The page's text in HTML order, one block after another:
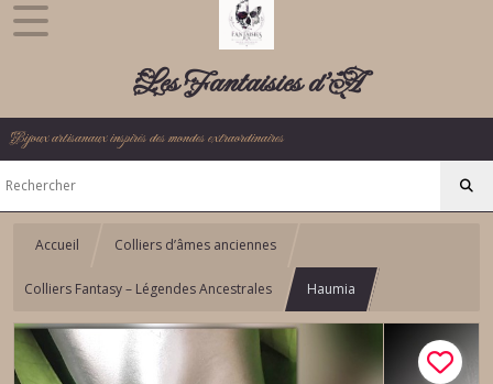
Les Fantaisies d'A
Bijoux artisanaux inspirés des mondes extraordinaires
Accueil Colliers d’âmes anciennes
Colliers Fantasy – Légendes Ancestrales Haumia